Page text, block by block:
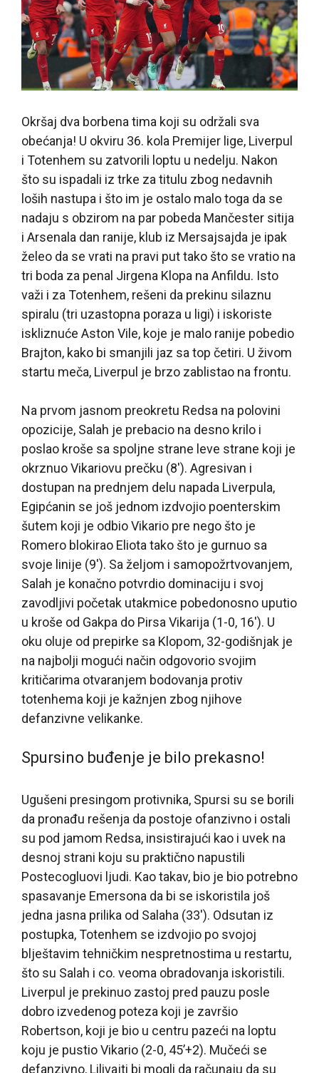
Okršaj dva borbena tima koji su održali sva
obećanja! U okviru 36. kola Premijer lige, Liverpul
i Totenhem su zatvorili loptu u nedelju. Nakon
što su ispadali iz trke za titulu zbog nedavnih
loših nastupa i što im je ostalo malo toga da se
nadaju s obzirom na par pobeda Mančester sitija
i Arsenala dan ranije, klub iz Mersajsajda je ipak
želeo da se vrati na pravi put tako što se vratio na
tri boda za penal Jirgena Klopa na Anfildu. Isto
važi i za Totenhem, rešeni da prekinu silaznu
spiralu (tri uzastopna poraza u ligi) i iskoriste
iskliznuće Aston Vile, koje je malo ranije pobedio
Brajton, kako bi smanjili jaz sa top četiri. U živom
startu meča, Liverpul je brzo zablistao na frontu.
Na prvom jasnom preokretu Redsa na polovini
opozicije, Salah je prebacio na desno krilo i
poslao kroše sa spoljne strane leve strane koji je
okrznuo Vikariovu prečku (8′). Agresivan i
dostupan na prednjem delu napada Liverpula,
Egipćanin se još jednom izdvojio poenterskim
šutem koji je odbio Vikario pre nego što je
Romero blokirao Eliota tako što je gurnuo sa
svoje linije (9′). Sa željom i samopožrtvovanjem,
Salah je konačno potvrdio dominaciju i svoj
zavodljivi početak utakmice pobedonosno uputio
u kroše od Gakpa do Pirsa Vikarija (1-0, 16′). U
oku oluje od prepirke sa Klopom, 32-godišnjak je
na najbolji mogući način odgovorio svojim
kritičarima otvaranjem bodovanja protiv
totenhema koji je kažnjen zbog njihove
defanzivne velikanke.
Spursino buđenje je bilo prekasno!
Ugušeni presingom protivnika, Spursi su se borili
da pronađu rešenja da postoje ofanzivno i ostali
su pod jamom Redsa, insistirajući kao i uvek na
desnoj strani koju su praktično napustili
Postecogluovi ljudi. Kao takav, bio je bio potrebno
spasavanje Emersona da bi se iskoristila još
jedna jasna prilika od Salaha (33′). Odsutan iz
postupka, Totenhem se izdvojio po svojoj
blještavim tehničkim nespretnostima u restartu,
što su Salah i co. veoma obradovanja iskoristili.
Liverpul je prekinuo zastoj pred pauzu posle
dobro izvedenog poteza koji je završio
Robertson, koji je bio u centru pazeći na loptu
koju je pustio Vikario (2-0, 45’+2). Mučeći se
defanzivno, Lilivajti bi mogli da računaju da su